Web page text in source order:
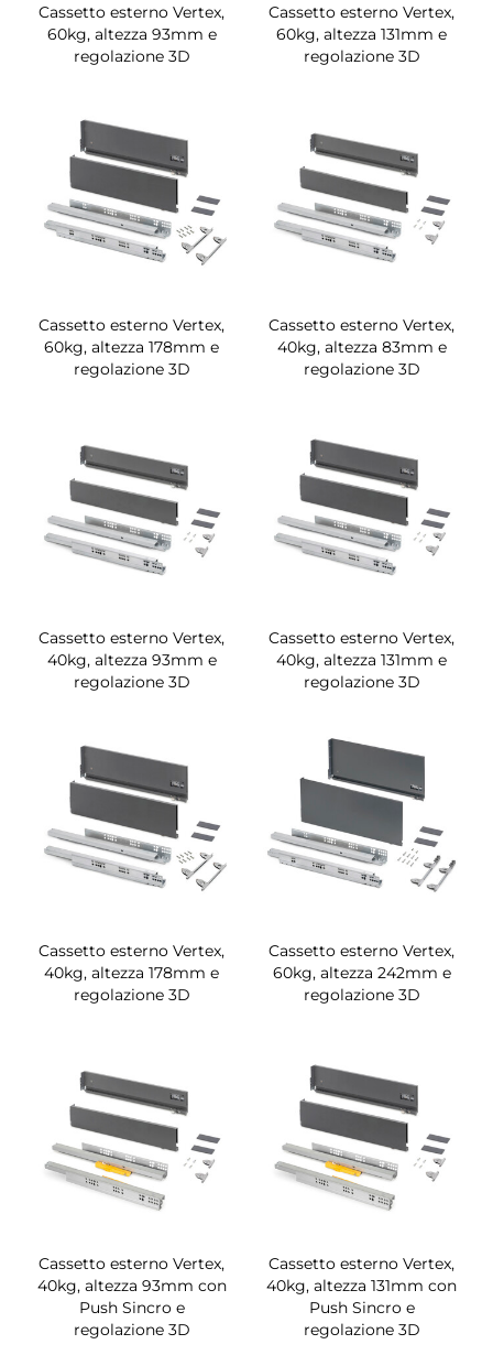
Cassetto esterno Vertex,
60kg, altezza 93mm e
regolazione 3D
Cassetto esterno Vertex,
60kg, altezza 131mm e
regolazione 3D
Cassetto esterno Vertex,
60kg, altezza 178mm e
regolazione 3D
Cassetto esterno Vertex,
40kg, altezza 83mm e
regolazione 3D
Cassetto esterno Vertex,
40kg, altezza 93mm e
regolazione 3D
Cassetto esterno Vertex,
40kg, altezza 131mm e
regolazione 3D
Cassetto esterno Vertex,
40kg, altezza 178mm e
regolazione 3D
Cassetto esterno Vertex,
60kg, altezza 242mm e
regolazione 3D
Cassetto esterno Vertex,
40kg, altezza 93mm con
Push Sincro e
regolazione 3D
Cassetto esterno Vertex,
40kg, altezza 131mm con
Push Sincro e
regolazione 3D